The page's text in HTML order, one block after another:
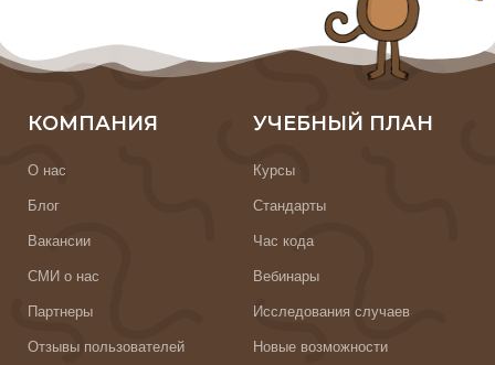
КОМПАНИЯ
О нас
Блог
Вакансии
СМИ о нас
Партнеры
Отзывы пользователей
УЧЕБНЫЙ ПЛАН
Курсы
Стандарты
Час кода
Вебинары
Исследования случаев
Новые возможности